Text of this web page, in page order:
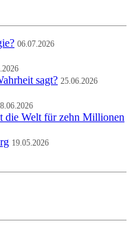
06.07.2026
sagt? 25.06.2026
die Welt für zehn Millionen
19.05.2026